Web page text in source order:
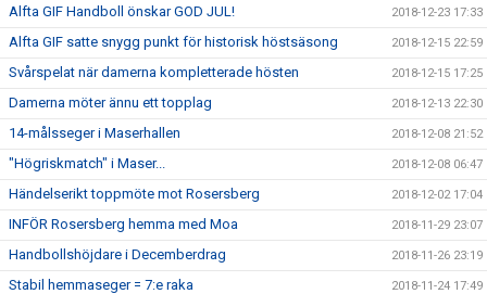
Alfta GIF Handboll önskar GOD JUL! 2018-12-23 17:33
Alfta GIF satte snygg punkt för historisk höstsäsong 2018-12-15 22:59
Svårspelat när damerna kompletterade hösten 2018-12-15 17:25
Damerna möter ännu ett topplag 2018-12-13 22:30
14-målsseger i Maserhallen 2018-12-08 21:52
"Högriskmatch" i Maser... 2018-12-08 06:47
Händelserikt toppmöte mot Rosersberg 2018-12-02 17:04
INFÖR Rosersberg hemma med Moa 2018-11-29 23:07
Handbollshöjdare i Decemberdrag 2018-11-26 23:19
Stabil hemmaseger = 7:e raka 2018-11-24 17:49